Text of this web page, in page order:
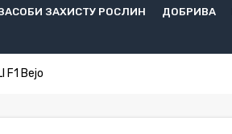
ЗАХИСТУ РОСЛИН ДОБРИВА
F1 Bejo